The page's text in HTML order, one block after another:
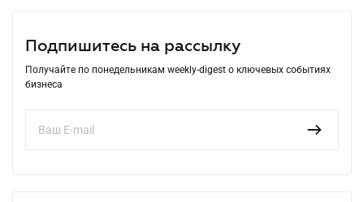
Подпишитесь на рассылку
Получайте по понедельникам weekly-digest о ключевых событиях
бизнеса